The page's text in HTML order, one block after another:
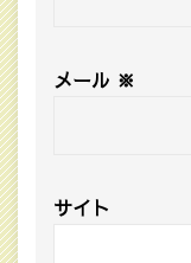
メール ※
サイト